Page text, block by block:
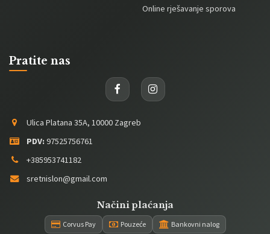
Online rješavanje sporova
Pratite nas
Ulica Platana 35A, 10000 Zagreb
PDV: 97525756761
+385953741182
sretnislon@gmail.com
Načini plaćanja
Corvus Pay Pouzeće Bankovni nalog